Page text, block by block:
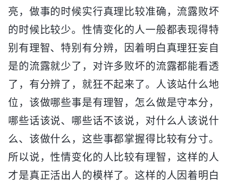
亮，做事的时候实行真理比较准确，流露败坏
的时候比较少。性情变化的人一般都表现得特
别有理智、特别有分辨，因着明白真理狂妄自
是的流露就少了，对许多败坏的流露都能看透
了，有分辨了，就狂不起来了。人该站什么地
位，该做哪些事是有理智，怎么做是守本分，
哪些话该说、哪些话不该说，对什么人该说什
么、该做什么，这些事都掌握得比较有分寸。
所以说，性情变化的人比较有理智，这样的人
才是真正活出人的模样了。这样的人因着明白